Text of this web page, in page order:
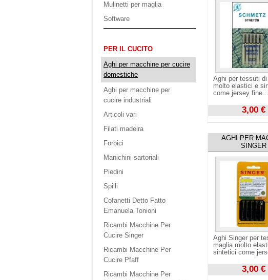
Mulinetti per maglia
Software
PER IL CUCITO
Aghi per macchine per cucire
domestiche
Aghi per macchine per
cucire industriali
Articoli vari
Filati madeira
Forbici
Manichini sartoriali
Piedini
Spilli
Cofanetti Detto Fatto
Emanuela Tonioni
Ricambi Macchine Per
Cucire Singer
Ricambi Macchine Per
Cucire Pfaff
Ricambi Macchine Per
Aghi per tessuti
molto elastici e
come jersey fine...
3,00 €
AGHI PER
SINGER
Aghi Singer per
maglia molto
sintetici come
3,00 €